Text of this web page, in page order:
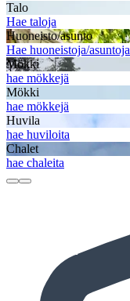
Talo
Hae taloja
Huoneisto/asunto
Hae huoneistoja/asuntoja
Mökki
hae mökkejä
Mökki
hae mökkejä
Huvila
hae huviloita
Chalet
hae chaleita